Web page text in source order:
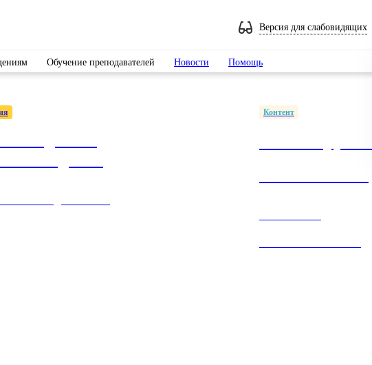
Версия для слабовидящих
Обучение преподавателей Новости Помощь
Контент